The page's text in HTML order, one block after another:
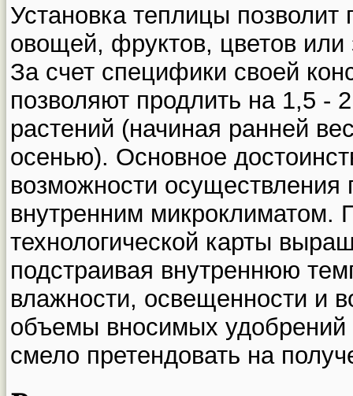
Установка теплицы
овощей, фруктов, цветов или
За счет специфики своей
позволяют продлить на 1,5 -
растений (начиная ранней
осенью). Основное
возможности осуществления
внутренним микроклиматом.
технологической карты
подстраивая внутреннюю
влажности, освещенности и
объемы вносимых
смело претендовать на